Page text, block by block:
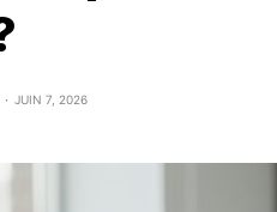
JUIN 7, 2026